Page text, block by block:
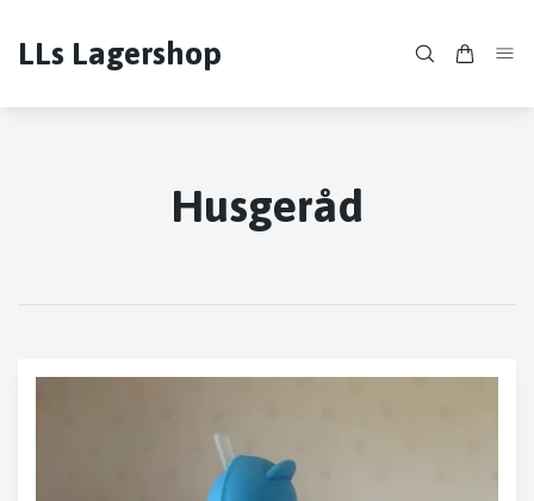
LLs Lagershop
Husgeråd